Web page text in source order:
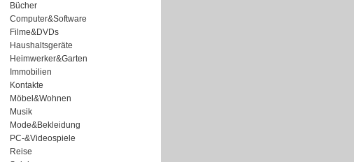
Bücher
Computer&Software
Filme&DVDs
Haushaltsgeräte
Heimwerker&Garten
Immobilien
Kontakte
Möbel&Wohnen
Musik
Mode&Bekleidung
PC-&Videospiele
Reise